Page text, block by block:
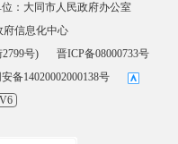
位：大同市人民政府办公室
府信息化中心
号)
晋ICP备08000733号
备14020002000138号